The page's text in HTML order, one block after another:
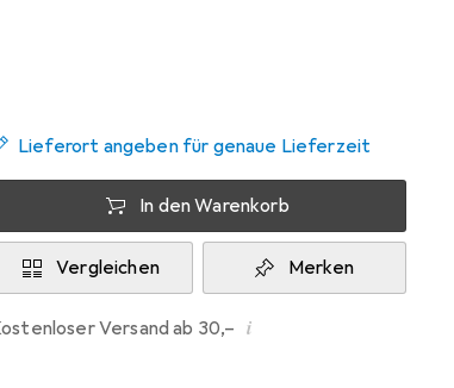
Lieferort angeben für genaue Lieferzeit
In den Warenkorb
Vergleichen Merken
Kostenloser Versand ab 30,– i